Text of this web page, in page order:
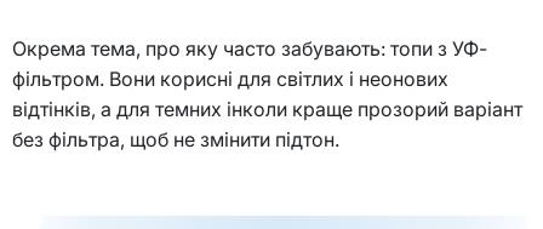
Окрема тема, про яку часто забувають: топи з УФ-
фільтром. Вони корисні для світлих і неонових
відтінків, а для темних інколи краще прозорий варіант
без фільтра, щоб не змінити підтон.